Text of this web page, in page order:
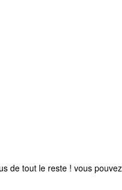
de tout le reste ! vous